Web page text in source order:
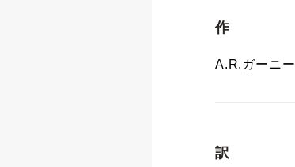
作
A.R.ガーニー
訳